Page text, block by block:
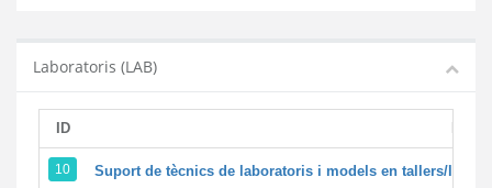
Laboratoris (LAB)
ID
10 Suport de tècnics de laboratoris i models en tallers/